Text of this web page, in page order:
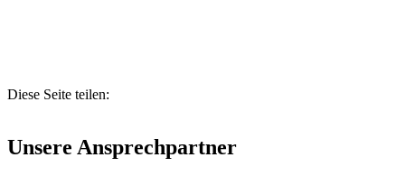
Diese Seite teilen:
Unsere Ansprechpartner